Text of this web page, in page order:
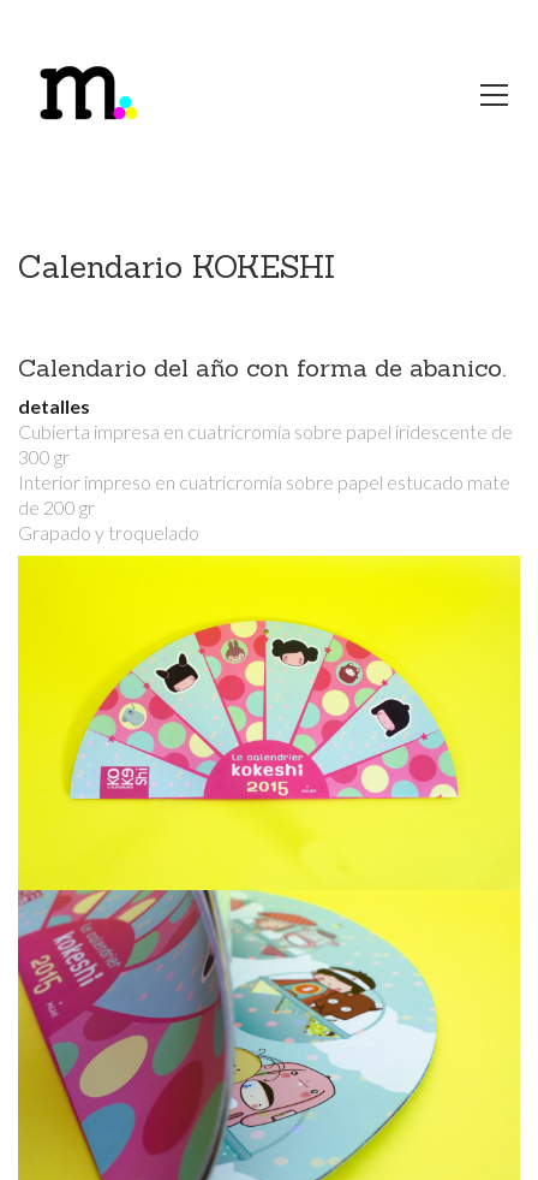
Calendario KOKESHI
Calendario del año con forma de abanico.
detalles
Cubierta impresa en cuatricromía sobre papel iridescente de
300 gr
Interior impreso en cuatricromía sobre papel estucado mate
de 200 gr
Grapado y troquelado